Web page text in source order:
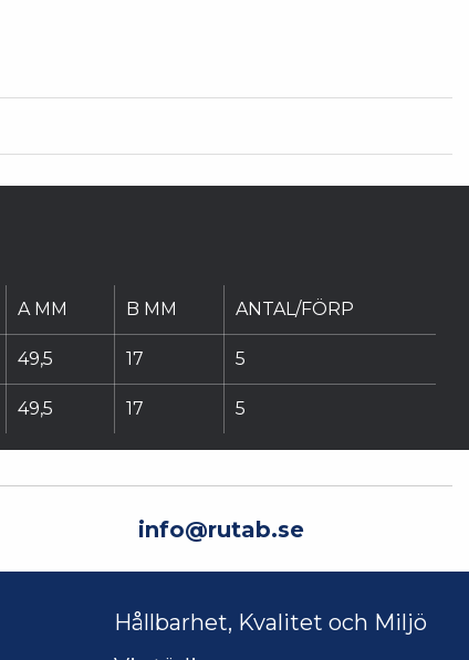
A MM B MM ANTAL/FÖRP
49,5 17 5
49,5 17 5
info@rutab.se
Hållbarhet, Kvalitet och Miljö